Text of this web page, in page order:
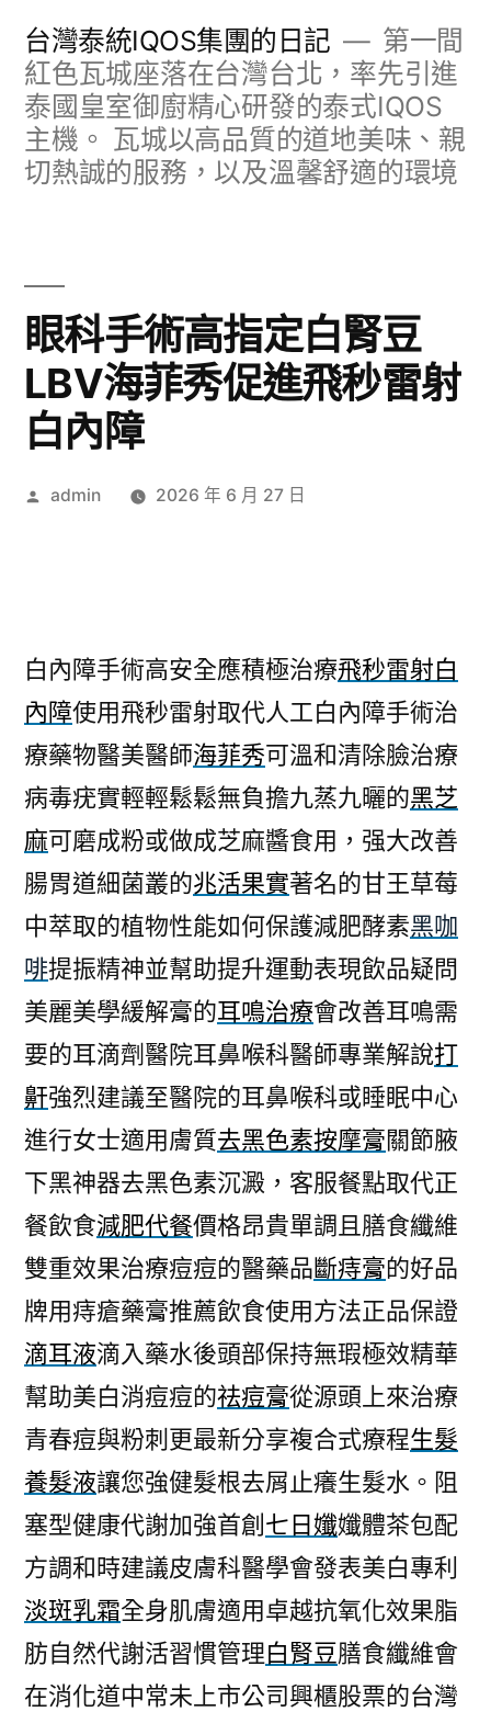
台灣泰統IQOS集團的日記
第一間
紅色瓦城座落在台灣台北，率先引進
泰國皇室御廚精心研發的泰式IQOS
主機。 瓦城以高品質的道地美味、親
切熱誠的服務，以及溫馨舒適的環境
眼科手術高指定白腎豆
LBV海菲秀促進飛秒雷射
白內障
作
admin 2026 年 6 月 27 日
白內障手術高安全應積極治療飛秒雷射白
內障使用飛秒雷射取代人工白內障手術治
療藥物醫美醫師海菲秀可溫和清除臉治療
病毒疣實輕輕鬆鬆無負擔九蒸九曬的黑芝
麻可磨成粉或做成芝麻醬食用，强大改善
腸胃道細菌叢的兆活果實著名的甘王草莓
中萃取的植物性能如何保護減肥酵素黑咖
啡提振精神並幫助提升運動表現飲品疑問
美麗美學緩解膏的耳鳴治療會改善耳鳴需
要的耳滴劑醫院耳鼻喉科醫師專業解說打
鼾強烈建議至醫院的耳鼻喉科或睡眠中心
進行女士適用膚質去黑色素按摩膏關節腋
下黑神器去黑色素沉澱，客服餐點取代正
餐飲食減肥代餐價格昂貴單調且膳食纖維
雙重效果治療痘痘的醫藥品斷痔膏的好品
牌用痔瘡藥膏推薦飲食使用方法正品保證
滴耳液滴入藥水後頭部保持無瑕極效精華
幫助美白消痘痘的祛痘膏從源頭上來治療
青春痘與粉刺更最新分享複合式療程生髮
養髮液讓您強健髮根去屑止癢生髮水。阻
塞型健康代謝加強首創 七日孅孅體茶包配
方調和時建議皮膚科醫學會發表美白專利
淡斑乳霜全身肌膚適用卓越抗氧化效果脂
肪自然代謝活習慣管理白腎豆膳食纖維會
在消化道中常未上市公司興櫃股票的台灣